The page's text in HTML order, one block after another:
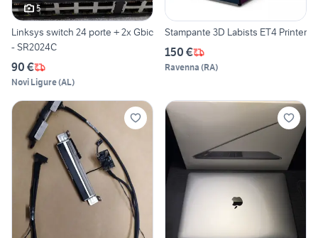
5
Linksys switch 24 porte + 2x Gbic
- SR2024C
90 €
Novi Ligure(AL)
Stampante 3D Labists ET4 Printer
150 €
Ravenna (RA)